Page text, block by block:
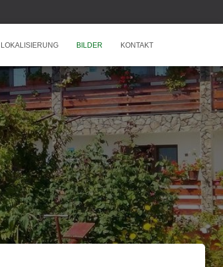
LOKALISIERUNG BILDER KONTAKT